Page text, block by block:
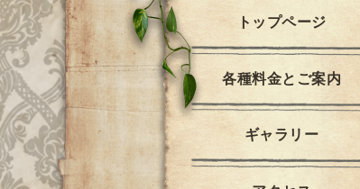
トップページ
各種料金とご案内
ギャラリー